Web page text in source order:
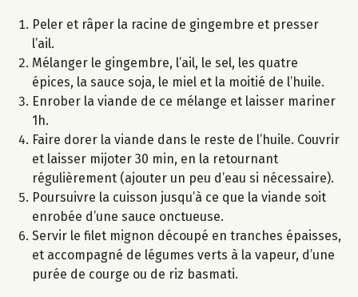
Peler et râper la racine de gingembre et presser
l’ail.
Mélanger le gingembre, l’ail, le sel, les quatre
épices, la sauce soja, le miel et la moitié de l’huile.
Enrober la viande de ce mélange et laisser mariner
1h.
Faire dorer la viande dans le reste de l’huile. Couvrir
et laisser mijoter 30 min, en la retournant
régulièrement (ajouter un peu d’eau si nécessaire).
Poursuivre la cuisson jusqu’à ce que la viande soit
enrobée d’une sauce onctueuse.
Servir le filet mignon découpé en tranches épaisses,
et accompagné de légumes verts à la vapeur, d’une
purée de courge ou de riz basmati.